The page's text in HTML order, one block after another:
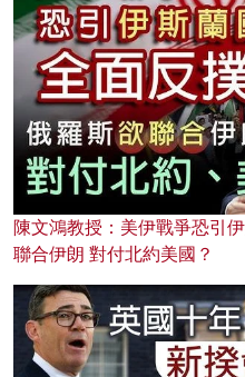
陳文鴻教授：美伊戰爭恐引
聯合伊朗 對付北約美國？